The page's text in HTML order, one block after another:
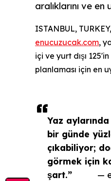
aralıklarını ve
Yaz
bir günde
çıkabiliyor;
görmek için
şart.”
—
ISTANBUL,
enucuzucak.com,
içi ve yurt dışı
planlaması için en